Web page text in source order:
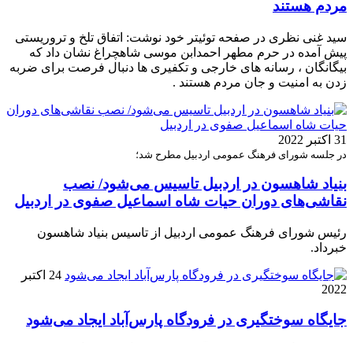
مردم هستند
سید غنی نظری در صفحه توئیتر خود نوشت: اتفاق تلخ و تروریستی
پیش آمده در حرم مطهر احمدابن موسی شاهچراغ نشان داد که
بیگانگان ، رسانه های خارجی و تکفیری ها دنبال فرصت برای ضربه
زدن به امنیت و جان مردم هستند .
31 اکتبر 2022
در جلسه شورای فرهنگ عمومی اردبیل مطرح شد؛
بنیاد شاهسون در اردبیل تاسیس می‌شود/ نصب
نقاشی‌های دوران حیات شاه اسماعیل صفوی در اردبیل
رئیس شورای فرهنگ عمومی اردبیل از تاسیس بنیاد شاهسون
خبرداد.
24 اکتبر
2022
جایگاه سوختگیری در فرودگاه پارس‌آباد ایجاد می‌شود